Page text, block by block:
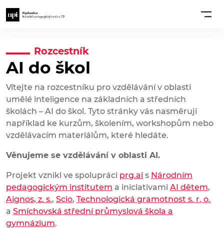
Rozcestník
AI do škol
Vítejte na rozcestníku pro vzdělávání v oblasti
umělé inteligence na základních a středních
školách – AI do škol. Tyto stránky vás nasměrují
například ke kurzům, školením, workshopům nebo
vzdělávacím materiálům, které hledáte.
Věnujeme se vzdělávání v oblasti AI.
Projekt vznikl ve spolupráci prg.ai s Národním
pedagogickým institutem a iniciativami AI dětem,
Aignos, z. s., Scio, Technologická gramotnost s. r. o.
a Smíchovská střední průmyslová škola a
gymnázium.